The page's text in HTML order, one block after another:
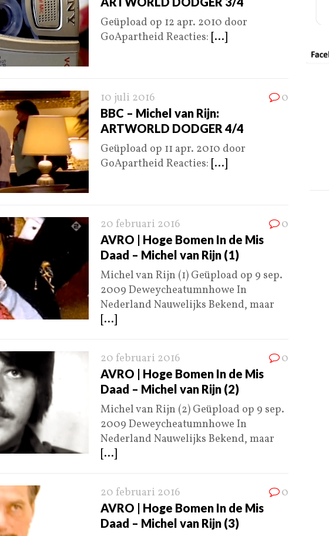
Geüpload op 12 apr. 2010 door
GoApartheid Reacties: [...]
10 juli 2016 0
BBC – Michel van Rijn:
ARTWORLD DODGER 4/4
Geüpload op 11 apr. 2010 door
GoApartheid Reacties: [...]
20 februari 2016 0
AVRO | Hoge Bomen In de Mis
Daad – Michel van Rijn (1)
Michel van Rijn (1) Geüpload op 9 sep.
2009 Deweycheatumnhowe In
Nederland Nauwelijks Bekend, maar
[...]
20 februari 2016 0
AVRO | Hoge Bomen In de Mis
Daad – Michel van Rijn (2)
Michel van Rijn (2) Geüpload op 9 sep.
2009 Deweycheatumnhowe In
Nederland Nauwelijks Bekend, maar
[...]
20 februari 2016 0
AVRO | Hoge Bomen In de Mis
Daad – Michel van Rijn (3)